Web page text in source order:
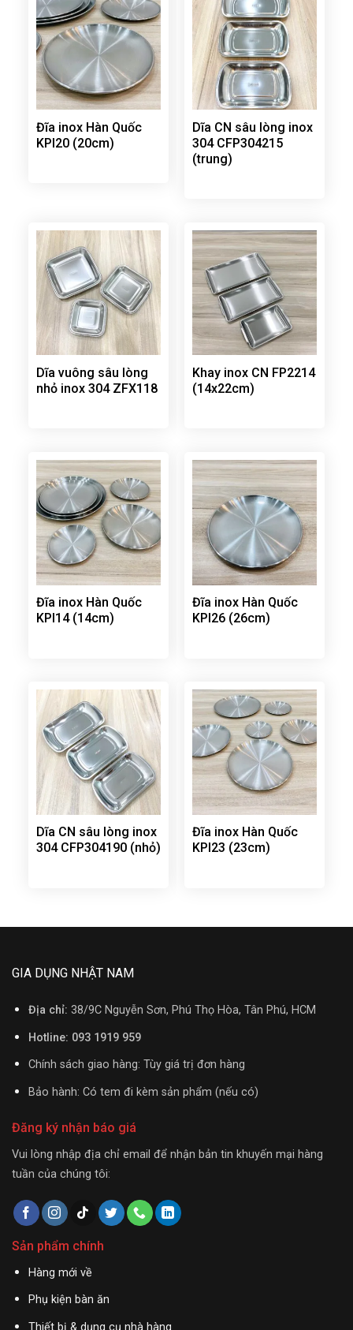
Đĩa inox Hàn Quốc
KPI20 (20cm)
Dĩa CN sâu lòng inox
304 CFP304215
(trung)
Dĩa vuông sâu lòng
nhỏ inox 304 ZFX118
Khay inox CN FP2214
(14x22cm)
Đĩa inox Hàn Quốc
KPI14 (14cm)
Đĩa inox Hàn Quốc
KPI26 (26cm)
Dĩa CN sâu lòng inox
304 CFP304190 (nhỏ)
Đĩa inox Hàn Quốc
KPI23 (23cm)
GIA DỤNG NHẬT NAM
Địa chỉ: 38/9C Nguyễn Sơn, Phú Thọ Hòa, Tân Phú, HCM
Hotline: 093 1919 959
Chính sách giao hàng: Tùy giá trị đơn hàng
Bảo hành: Có tem đi kèm sản phẩm (nếu có)
Đăng ký nhận báo giá
Vui lòng nhập địa chỉ email để nhận bản tin khuyến mại hàng
tuần của chúng tôi:
Sản phẩm chính
Hàng mới về
Phụ kiện bàn ăn
Thiết bị & dụng cụ nhà hàng